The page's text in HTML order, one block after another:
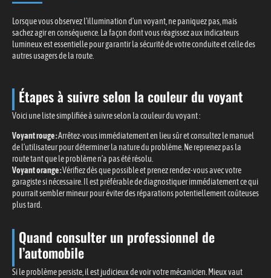
Lorsque vous observez l’illumination d’un voyant, ne paniquez pas, mais
sachez agir en conséquence. La façon dont vous réagissez aux indicateurs
lumineux est essentielle pour garantir la sécurité de votre conduite et celle des
autres usagers de la route.
Étapes à suivre selon la couleur du voyant
Voici une liste simplifiée à suivre selon la couleur du voyant :
Voyant rouge :Arrêtez-vous immédiatement en lieu sûr et consultez le manuel
de l’utilisateur pour déterminer la nature du problème. Ne reprenez pas la
route tant que le problème n’a pas été résolu.
Voyant orange :Vérifiez dès que possible et prenez rendez-vous avec votre
garagiste si nécessaire. Il est préférable de diagnostiquer immédiatement ce qui
pourrait sembler mineur pour éviter des réparations potentiellement coûteuses
plus tard.
Quand consulter un professionnel de
l’automobile
Si le problème persiste, il est judicieux de voir votre mécanicien. Mieux vaut